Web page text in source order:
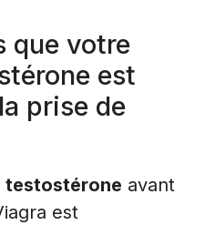
que votre
est
prise de
testostérone avant
est